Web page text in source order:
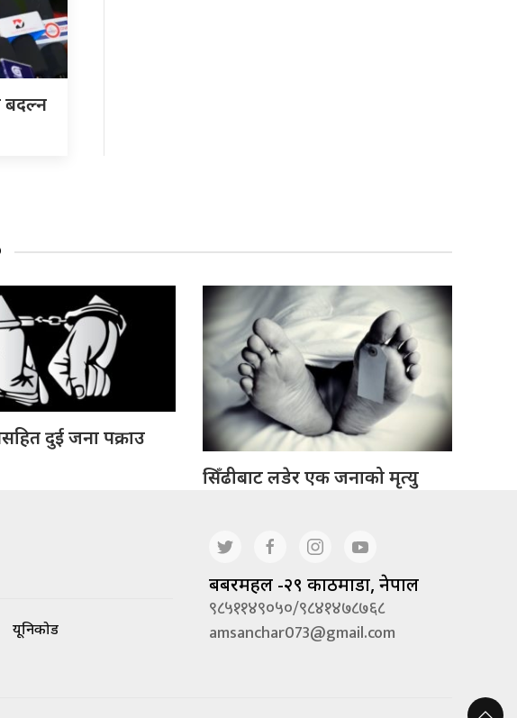
बदल्न
दुई जना पक्राउ
सिँढीबाट लडेर एक जनाको मृत्यु
यूनिकोड
बबरमहल -२९ काठमाडौं, नेपाल
९८५११४९०५०/९८४१४७८७६८
amsanchar073@gmail.com